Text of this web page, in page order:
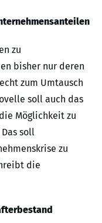
zu
bisher nur deren
zum Umtausch
soll auch das
Möglichkeit zu
soll
zu
die